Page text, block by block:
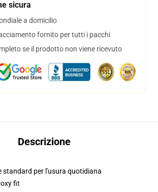
sicura
a domicilio
fornito per tutti i pacchi
se il prodotto non viene ricevuto
Descrizione
standard per l'usura quotidiana
fit